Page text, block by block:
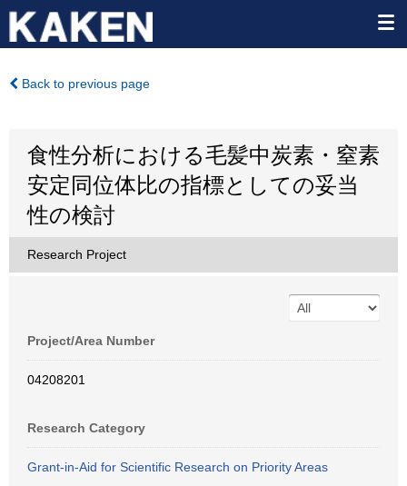
Back to previous page
食性分析における毛髪中炭素・窒素
安定同位体比の指標としての妥当
性の検討
Research Project
Project/Area Number
04208201
Research Category
Grant-in-Aid for Scientific Research on Priority Areas